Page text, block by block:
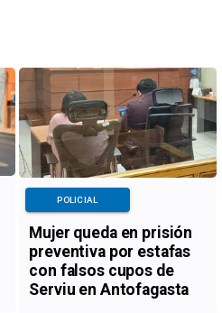
Mujer queda en prisión
preventiva por estafas
con falsos cupos de
Serviu en Antofagasta
POLICIAL